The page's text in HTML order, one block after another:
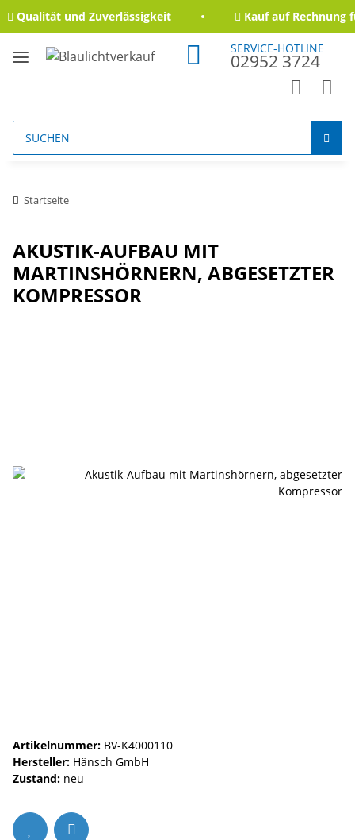
Qualität und Zuverlässigkeit Kauf auf Rechnung
SERVICE-HOTLINE
02952 3724
Startseite
AKUSTIK-AUFBAU MIT
MARTINSHÖRNERN, ABGESETZTER
KOMPRESSOR
Artikelnummer: BV-K4000110
Hersteller: Hänsch GmbH
Zustand: neu